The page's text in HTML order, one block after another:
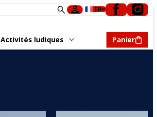
FR
Activités ludiques Panier